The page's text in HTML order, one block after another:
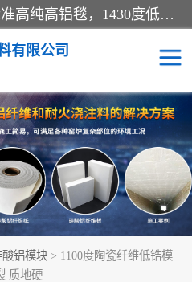
1260卷毡针刺毯，1360标准高纯高铝毯，1430度低锆锆铝含锆毯，普通挡渣棉卷毡，防火纸、挡火板、隔热垫片模块、棉块、折叠块、散棉高温固化剂价格规格密度多少钱图片视频立方平米参数指标
有限公司
酸铝模块 > 1100度陶瓷纤维低锆模
质地硬
硅酸铝纤维纸
高铝毯
硅酸铝折叠块
硅酸铝纤维毯